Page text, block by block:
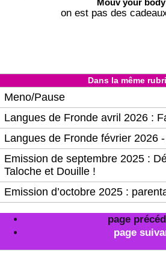
on est pas des
Dans la même
Meno/Pause
Langues de Fronde avril 2026 :
Langues de Fronde février 2026
Emission de septembre 2025 :
Taloche et Douille !
Emission d’octobre 2025 :
page
page